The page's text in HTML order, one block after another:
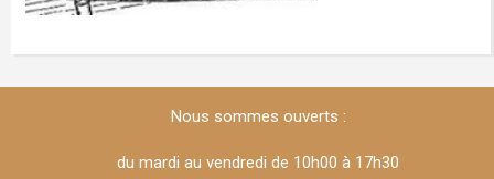
Nous sommes ouverts :
du mardi au vendredi de 10h00 à 17h30